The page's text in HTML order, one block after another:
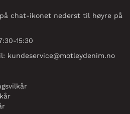
chat-ikonet nederst til høyre på
15:30
kundeservice@motleydenim.no